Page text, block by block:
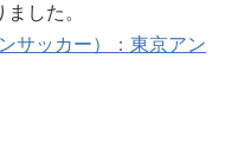
した。
サッカー）：東京アン